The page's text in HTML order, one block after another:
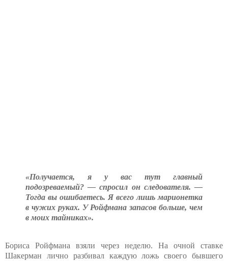
«Получается, я у вас тут главный
подозреваемый? — спросил он следователя. —
Тогда вы ошибаетесь. Я всего лишь марионетка
в чужих руках. У Ройфмана запасов больше, чем
в моих тайниках».
Бориса Ройфмана взяли через неделю. На очной ставке
Шакерман лично разбивал каждую ложь своего бывшего